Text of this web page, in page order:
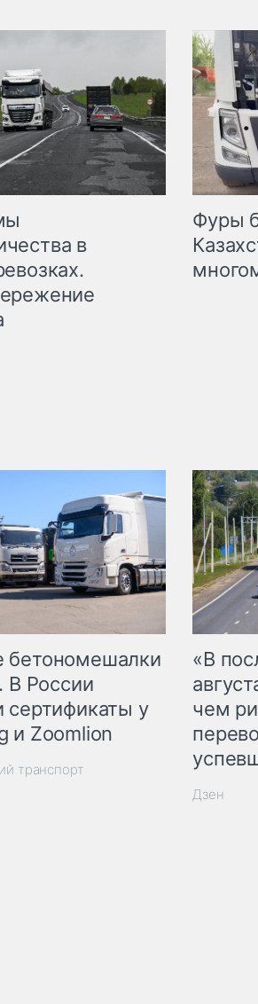
в
Фуры
бетономешалки
В России
сертификаты у
и Zoomlion
транспорт
«В
чем
Дзен